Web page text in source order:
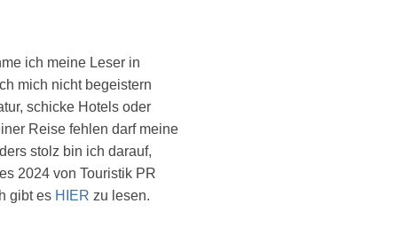
ich meine Leser in
mich nicht begeistern
schicke Hotels oder
Reise fehlen darf meine
stolz bin ich darauf,
2024 von Touristik PR
gibt es HIER zu lesen.